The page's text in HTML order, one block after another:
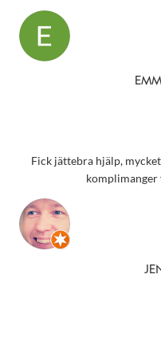
Fick jättebra hjälp,
komplimanger